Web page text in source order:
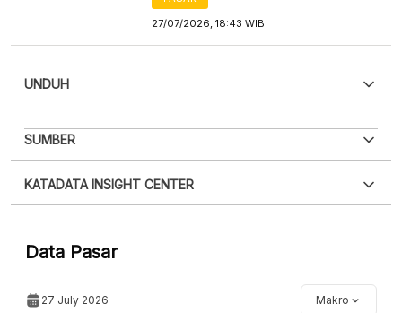
27/07/2026, 18:43 WIB
UNDUH
PDF PNG
XLS
SUMBER
punya akun?Silakan Daftar sekarang
KATADATA INSIGHT CENTER
Data Pasar
27 July 2026 Makro